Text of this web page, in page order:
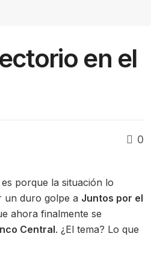
en el
0
porque la situación lo
un duro golpe a Juntos por el
ahora finalmente se
Central. ¿El tema? Lo que